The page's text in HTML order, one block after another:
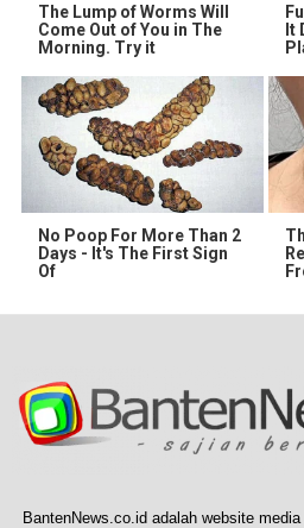
The Lump of Worms Will
Come Out of You in The
Morning. Try it
It
No Poop For More Than 2
Days - It's The First Sign
Of
BantenNews.co.id adalah website